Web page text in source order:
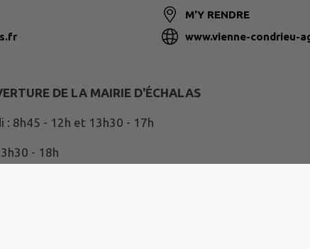
M'Y RENDRE
www.vienne-condrieu-
DE LA MAIRIE D'ÉCHALAS
: 8h45 - 12h et 13h30 - 17h
- 18h